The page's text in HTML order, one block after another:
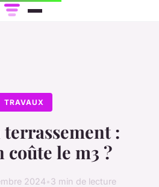
TRAVAUX
:
coûte le m3 ?
2024 3 min de lecture